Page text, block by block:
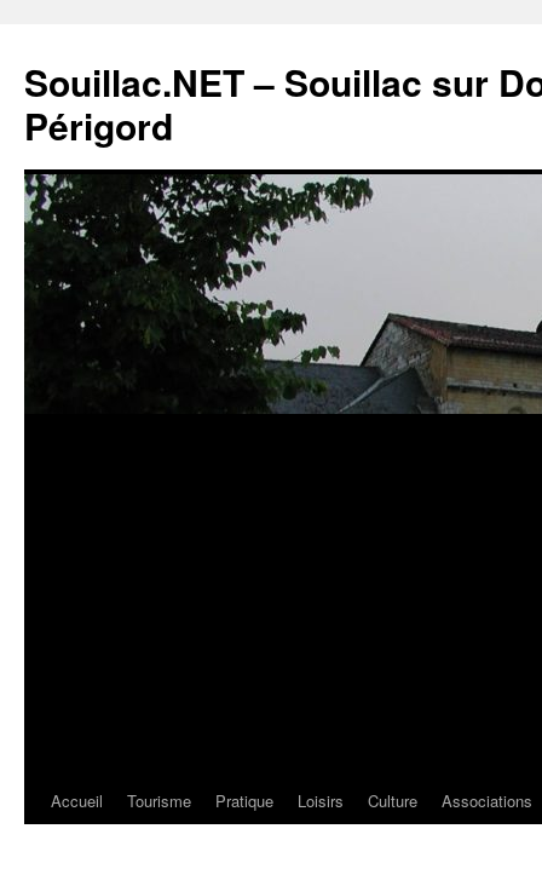
Souillac.NET – Souillac sur
Périgord
Accueil Tourisme Pratique Loisirs Culture Associations